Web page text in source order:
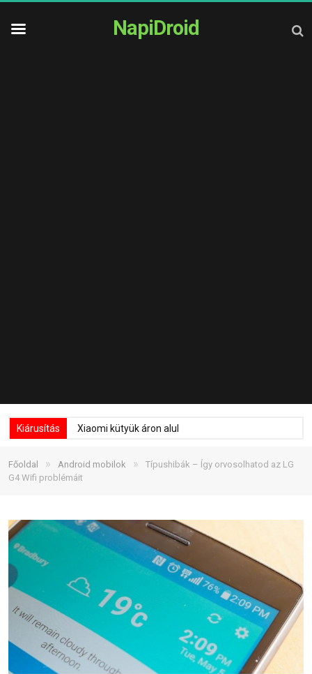
NapiDroid
Kiárusítás Xiaomi kütyük áron alul
Főoldal » Android mobilok »
Típushibák – Így orvosolhatod az LG
G4 Wifi problémáit